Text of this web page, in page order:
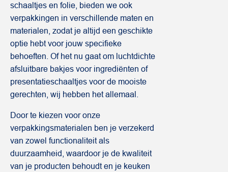
schaaltjes en folie, bieden we ook
verpakkingen in verschillende maten en
materialen, zodat je altijd een geschikte
optie hebt voor jouw specifieke
behoeften. Of het nu gaat om luchtdichte
afsluitbare bakjes voor ingrediënten of
presentatieschaaltjes voor de mooiste
gerechten, wij hebben het allemaal.
Door te kiezen voor onze
verpakkingsmaterialen ben je verzekerd
van zowel functionaliteit als
duurzaamheid, waardoor je de kwaliteit
van je producten behoudt en je keuken